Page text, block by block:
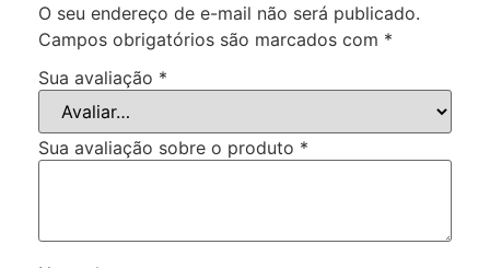
O seu endereço de e-mail não será publicado.
Campos obrigatórios são marcados com *
Sua avaliação *
Sua avaliação sobre o produto *